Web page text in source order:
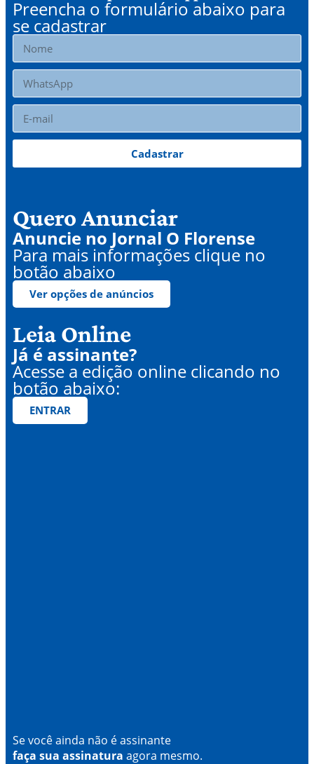
Preencha o formulário abaixo para
se cadastrar
Cadastrar
Quero Anunciar
Anuncie no Jornal O Florense
Para mais informações clique no
botão abaixo
Ver opções de anúncios
Leia Online
Já é assinante?
Acesse a edição online clicando no
botão abaixo:
ENTRAR
Se você ainda não é assinante
faça sua assinatura agora mesmo.